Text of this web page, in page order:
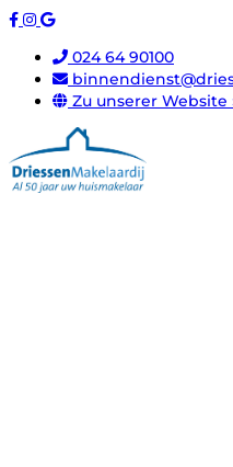
024 64 90100
Zu unserer Website